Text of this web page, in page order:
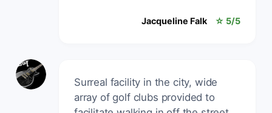
Jacqueline Falk ☆ 5/5
Surreal facility in the city, wide
array of golf clubs provided to